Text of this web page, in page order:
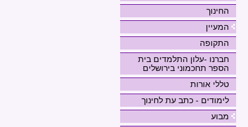
החינוך
המעיין
התקופה
חברנו -עלון התלמדים בית
הספר תחכמוני בירושלים
טללי אורות
לימודים - כתב עת לחינוך
מבוע